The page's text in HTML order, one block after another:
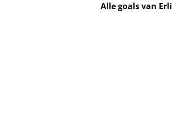
Alle goals van